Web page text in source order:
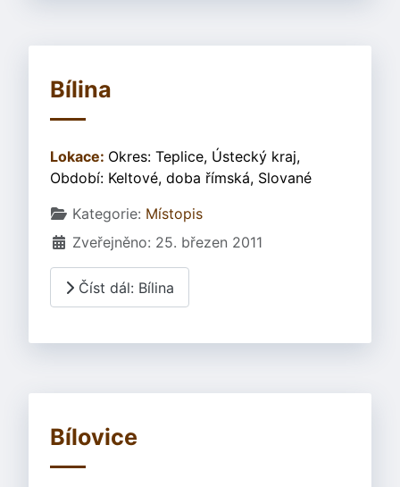
Bílina
Lokace: Okres: Teplice, Ústecký kraj,
Období: Keltové, doba římská, Slované
Základní údaje
Kategorie: Místopis
Zveřejněno: 25. březen 2011
Číst dál: Bílina
Bílovice